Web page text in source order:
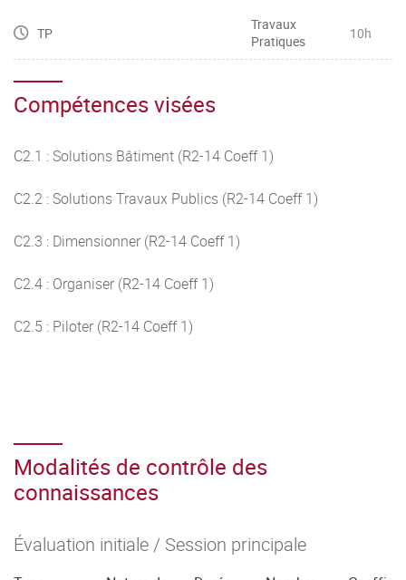
TP
Travaux
Pratiques
10h
Compétences visées
C2.1 : Solutions Bâtiment (R2-14 Coeff 1)
C2.2 : Solutions Travaux Publics (R2-14 Coeff 1)
C2.3 : Dimensionner (R2-14 Coeff 1)
C2.4 : Organiser (R2-14 Coeff 1)
C2.5 : Piloter (R2-14 Coeff 1)
Modalités de contrôle des
connaissances
Évaluation initiale / Session principale